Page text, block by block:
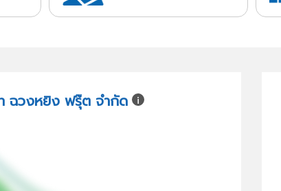
ฉวงหยิง ฟรุ๊ต จำกัด